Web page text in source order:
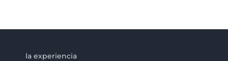
la experiencia